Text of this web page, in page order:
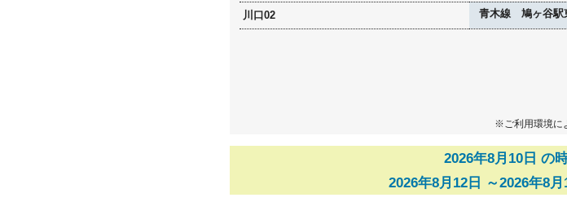
川口02 青木線 鳩ヶ谷駅
※ご利用環境に
2026年8月10日 の
2026年8月12日 ～2026年8